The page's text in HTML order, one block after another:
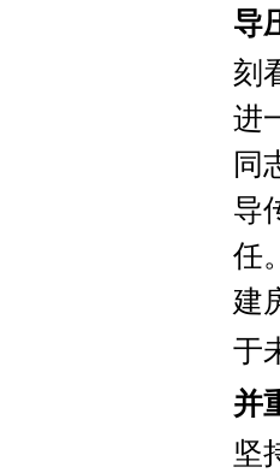
导
刻
进
同
导
任
建
于
并
坚